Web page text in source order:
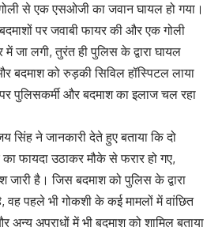
से एक एसओजी का जवान घायल हो गया।
पर जवाबी फायर की और एक गोली
जा लगी, तुरंत ही पुलिस के द्वारा घायल
बदमाश को रुड़की सिविल हॉस्पिटल लाया
पुलिसकर्मी और बदमाश का इलाज चल रहा
सिंह ने जानकारी देते हुए बताया कि दो
फायदा उठाकर मौके से फरार हो गए,
जारी है। जिस बदमाश को पुलिस के द्वारा
वह पहले भी गोकशी के कई मामलों में वांछित
अन्य अपराधों में भी बदमाश को शामिल बताया